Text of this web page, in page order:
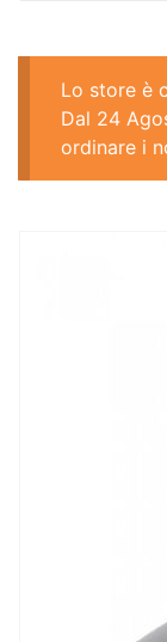
Lo store è
Dal 24
ordinare i